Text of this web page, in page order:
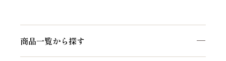
商品一覧から探す